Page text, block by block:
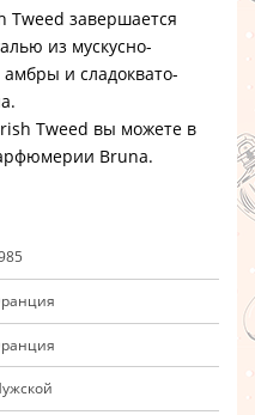
Tweed завершается
из мускусно-
амбры и сладоквато-
Tweed вы можете в
Bruna.